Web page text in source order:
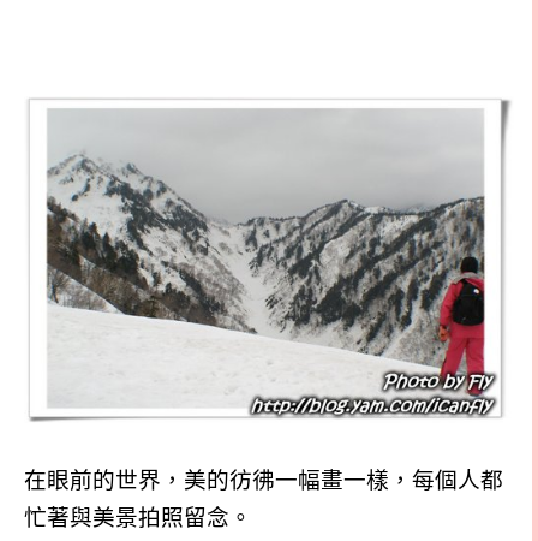
在眼前的世界，美的彷彿一幅畫一樣，每個人都
忙著與美景拍照留念。